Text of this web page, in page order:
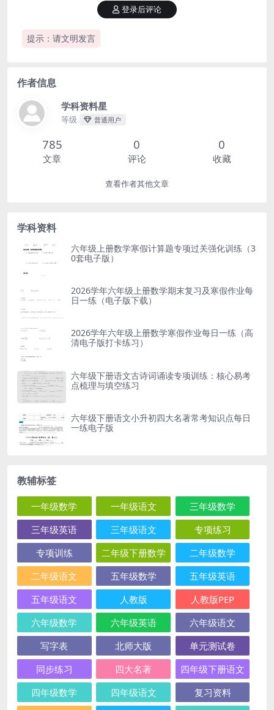
提示：请文明发言
登录后评论
作者信息
学科资料星
等级 普通用户
785
文章
0
评论
0
收藏
查看作者其他文章
学科资料
六年级上册数学寒假计算题专项过关强化训练（3
0套电子版）
2026学年六年级上册数学期末复习及寒假作业每
日一练（电子版下载）
2026学年六年级上册数学寒假作业每日一练（高
清电子版打卡练习）
六年级下册语文古诗词诵读专项训练：核心易考
点梳理与填空练习
六年级下册语文小升初四大名著常考知识点每日
一练电子版
教辅标签
一年级数学 一年级语文
三年级数学
三年级英语
三年级语文
专项练习
专项训练
二年级下册数学
二年级数学
二年级语文
五年级数学
五年级英语
五年级语文
人教版
人教版PEP
六年级数学
六年级英语
六年级语文
写字表
北师大版
单元测试卷
同步练习
四大名著
四年级下册语文
四年级数学
四年级语文
复习资料